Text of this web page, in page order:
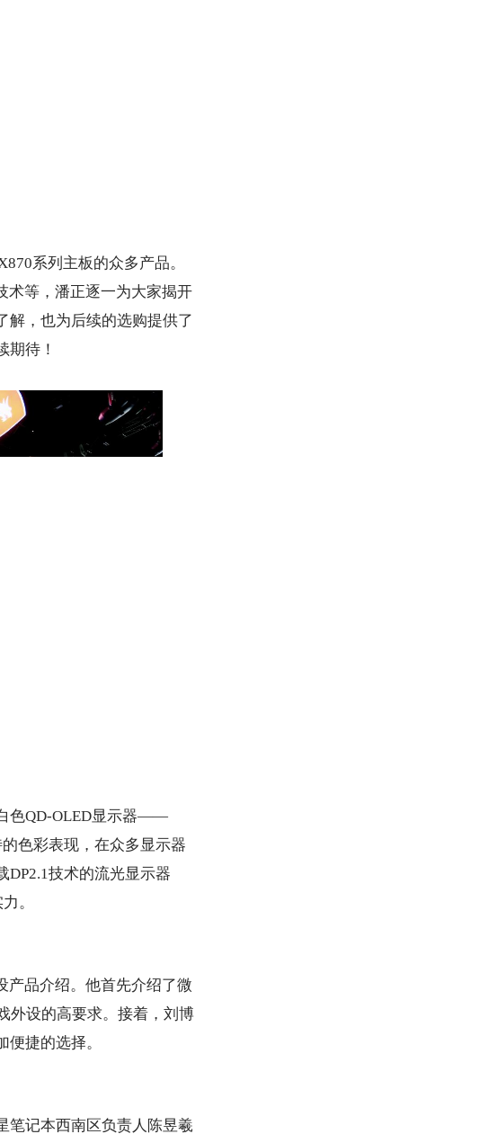
系列主板的众多产品。
术等，潘正逐一为大家揭开
解，也为后续的选购提供了
期待！
色QD-OLED显示器——
色彩表现，在众多显示器
DP2.1技术的流光显示器
。
产品介绍。他首先介绍了微
外设的高要求。接着，刘博
捷的选择。
笔记本西南区负责人陈昱羲